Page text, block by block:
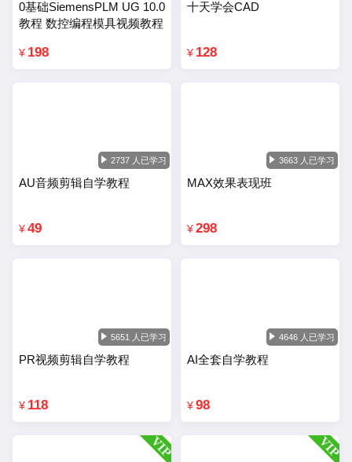
0基础SiemensPLM UG 10.0
教程 数控编程模具视频教程
¥ 198
十天学会CAD
¥ 128
2737 人已学习
AU音频剪辑自学教程
¥ 49
3663 人已学习
MAX效果表现班
¥ 298
5651 人已学习
PR视频剪辑自学教程
¥ 118
4646 人已学习
AI全套自学教程
¥ 98